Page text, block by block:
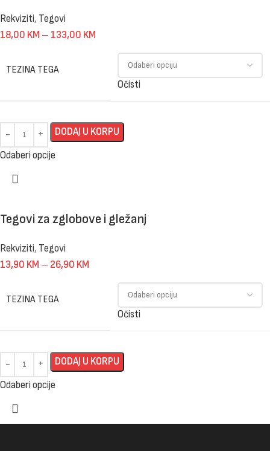
Rekviziti, Tegovi
18,00 KM – 133,00 KM
TEZINA TEGA
Očisti
DODAJ U KORPU
Odaberi opcije
Tegovi za zglobove i gležanj
Rekviziti, Tegovi
13,90 KM – 26,90 KM
TEZINA TEGA
Očisti
DODAJ U KORPU
Odaberi opcije